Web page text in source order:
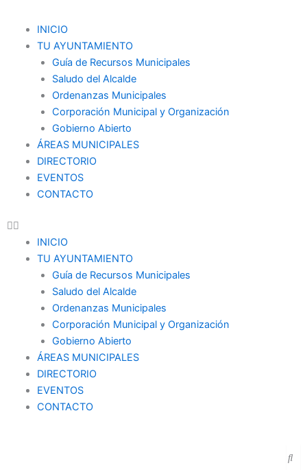
contenido
INICIO
TU AYUNTAMIENTO
Guía de Recursos Municipales
Saludo del Alcalde
Ordenanzas Municipales
Corporación Municipal y Organización
Gobierno Abierto
ÁREAS MUNICIPALES
DIRECTORIO
EVENTOS
CONTACTO
Menu
INICIO
TU AYUNTAMIENTO
Guía de Recursos Municipales
Saludo del Alcalde
Ordenanzas Municipales
Corporación Municipal y Organización
Gobierno Abierto
ÁREAS MUNICIPALES
DIRECTORIO
EVENTOS
CONTACTO